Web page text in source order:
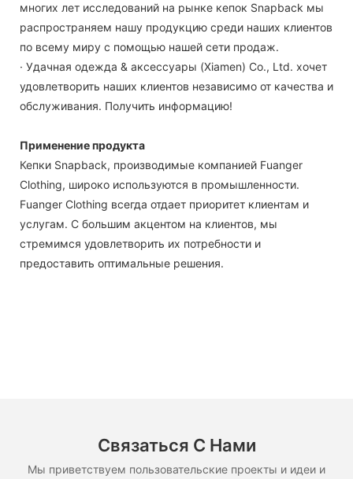
многих лет исследований на рынке кепок Snapback мы
распространяем нашу продукцию среди наших клиентов
по всему миру с помощью нашей сети продаж.
· Удачная одежда & аксессуары (Xiamen) Co., Ltd. хочет
удовлетворить наших клиентов независимо от качества и
обслуживания. Получить информацию!
Применение продукта
Кепки Snapback, производимые компанией Fuanger
Clothing, широко используются в промышленности.
Fuanger Clothing всегда отдает приоритет клиентам и
услугам. С большим акцентом на клиентов, мы
стремимся удовлетворить их потребности и
предоставить оптимальные решения.
Связаться С Нами
Мы приветствуем пользовательские проекты и идеи и